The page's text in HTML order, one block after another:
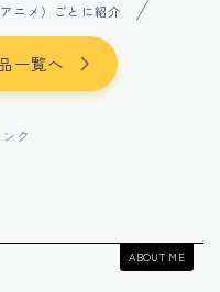
ニメ）ごとに紹介
一覧へ
ク
ABOUT ME